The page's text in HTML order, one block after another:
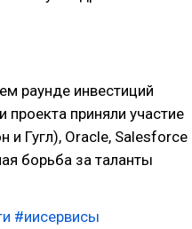
раунде инвестиций
приняли участие
и Гугл), Oracle, Salesforce
борьба за таланты
#иисервисы